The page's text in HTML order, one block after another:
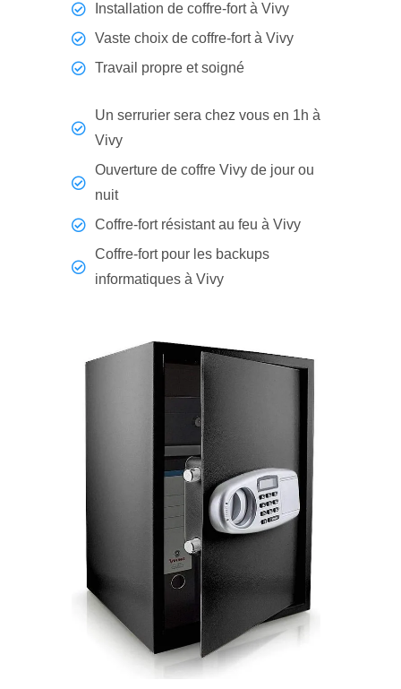
Installation de coffre-fort à Vivy
Vaste choix de coffre-fort à Vivy
Travail propre et soigné
Un serrurier sera chez vous en 1h à
Vivy
Ouverture de coffre Vivy de jour ou
nuit
Coffre-fort résistant au feu à Vivy
Coffre-fort pour les backups
informatiques à Vivy